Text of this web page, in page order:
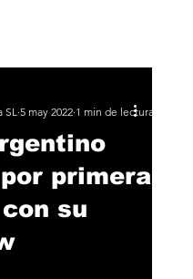
primera
su
SL 5 may 2022 1 min de lectura